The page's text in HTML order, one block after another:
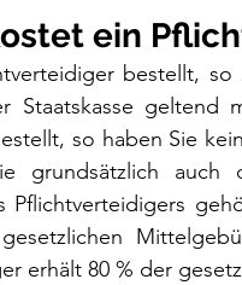
ein
bestellt,
Staatskasse geltend
so haben Sie
grundsätzlich auch
Pflichtverteidigers
erhält 80 % der